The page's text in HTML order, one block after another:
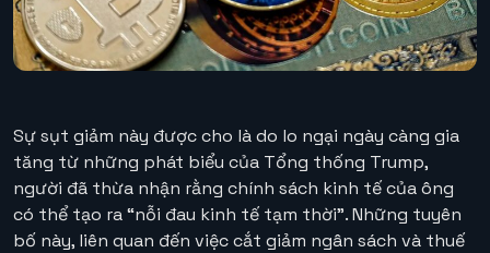
Sự sụt giảm này được cho là do lo ngại ngày càng gia
tăng từ những phát biểu của Tổng thống Trump,
người đã thừa nhận rằng chính sách kinh tế của ông
có thể tạo ra “nỗi đau kinh tế tạm thời”. Những tuyên
bố này, liên quan đến việc cắt giảm ngân sách và thuế